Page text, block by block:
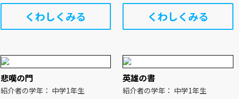
くわしくみる くわしくみる
悲嘆の門
紹介者の学年： 中学1年生
英雄の書
紹介者の学年： 中学1年生